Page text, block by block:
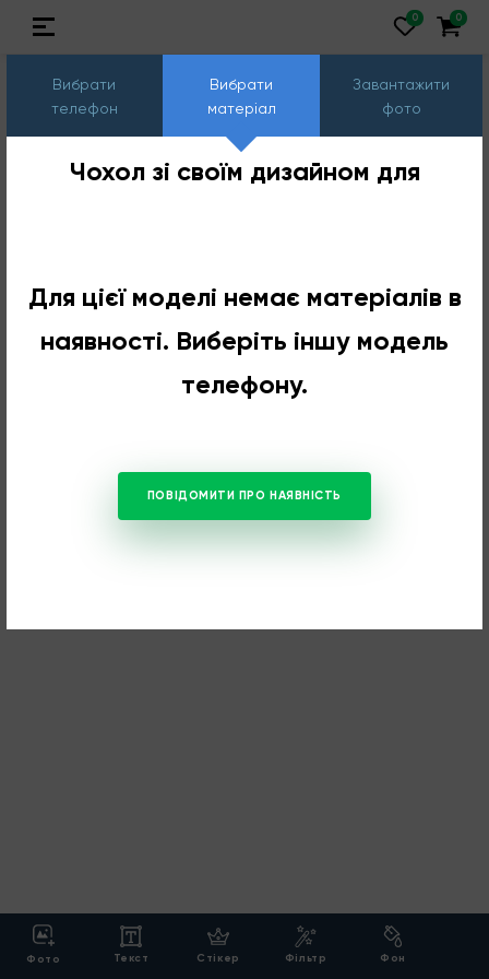
Вибрати
телефон
Вибрати
матеріал
Завантажити
фото
Чохол зі своїм дизайном для
Для цієї моделі немає матеріалів в
наявності. Виберіть іншу модель
телефону.
ПОВІДОМИТИ ПРО НАЯВНІСТЬ
Фото Текст Cтікер Фільтр Фон